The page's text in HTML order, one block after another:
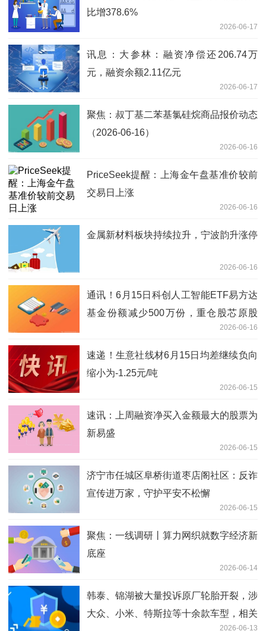
比增378.6%
2026-06-17
讯息：大参林：融资净偿还206.74万
元，融资余额2.11亿元
2026-06-17
聚焦：叔丁基二苯基氯硅烷商品报价动态
（2026-06-16）
2026-06-16
PriceSeek提醒：上海金午盘基准价较前
交易日上涨
2026-06-16
金属新材料板块持续拉升，宁波韵升涨停
2026-06-16
通讯！6月15日科创人工智能ETF易方达
基金份额减少500万份，重仓股芯原股
2026-06-16
速递！生意社线材6月15日均差继续负向
缩小为-1.25元/吨
2026-06-15
速讯：上周融资净买入金额最大的股票为
新易盛
2026-06-15
济宁市任城区阜桥街道枣店阁社区：反诈
宣传进万家，守护平安不松懈
2026-06-15
聚焦：一线调研丨算力网织就数字经济新
底座
2026-06-14
韩泰、锦湖被大量投诉原厂轮胎开裂，涉
大众、小米、特斯拉等十余款车型，相关
2026-06-13